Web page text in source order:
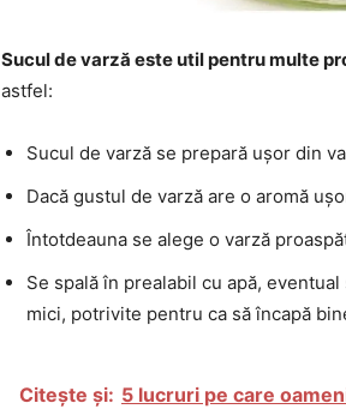
Sucul de varză este util pentru multe
astfel:
Sucul de varză se prepară ușor din
Dacă gustul de varză are o aromă
Întotdeauna se alege o varză
Se spală în prealabil cu apă,
mici, potrivite pentru ca să încapă
Citește și: 5 lucruri pe care